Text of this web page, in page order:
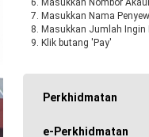
6. Masukkan Nombor
7. Masukkan Nama
8. Masukkan Jumlah Ingin
9. Klik butang 'Pay'
Perkhidmatan
e-Perkhidmatan